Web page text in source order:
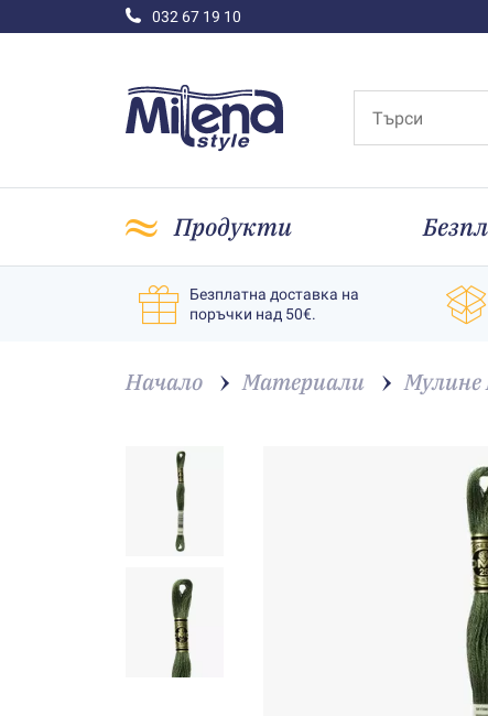
032 67 19 10
Продукти
Безплатна доставка на
поръчки над 50€.
Начало Материали Мулине